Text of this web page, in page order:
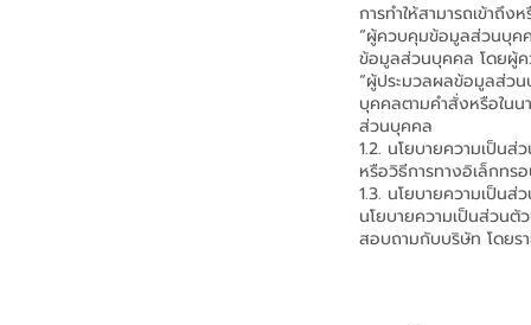
การทำให้สามารถเข้าถึ
“ผู้ควบคุมข้อมูลส่วนบุค
ข้อมูลส่วนบุคคล โดยผู้
“ผู้ประมวลผลข้อมูลส่ว
บุคคลตามคำสั่งหรือใน
ส่วนบุคคล
1.2. นโยบายความเป็น
หรือวิธีการทางอิเล็กทร
1.3. นโยบายความเป็น
นโยบายความเป็นส่วน
สอบถามกับบริษัท โดยร